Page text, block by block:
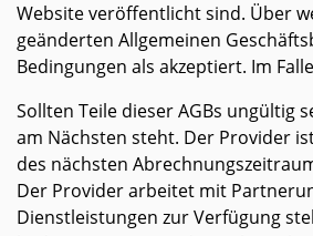
Website veröffentlicht sind. Über
geänderten Allgemeinen
Bedingungen als akzeptiert. Im
Sollten Teile dieser AGBs ungültig
am Nächsten steht. Der Provider
des nächsten
Der Provider arbeitet mit
Dienstleistungen zur Verfügung